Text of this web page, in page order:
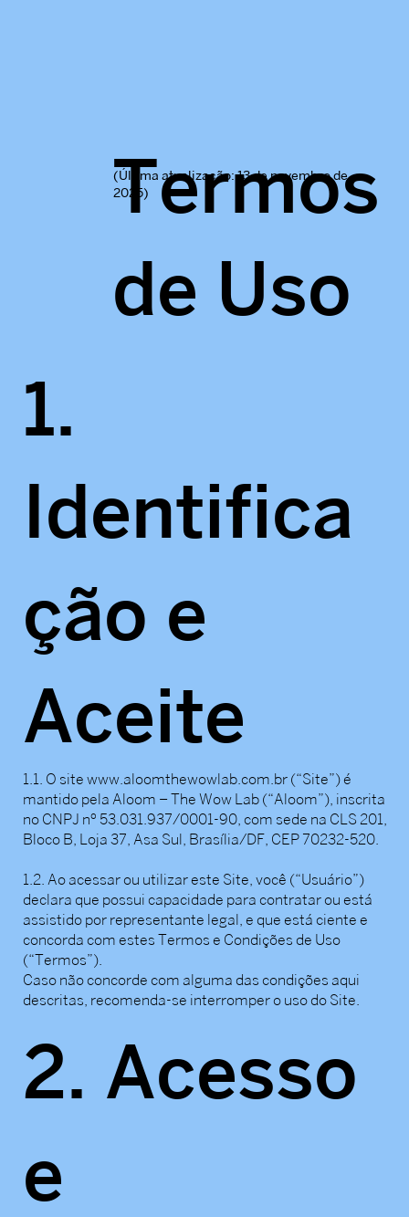
Termos
de Uso
(Última atualização: 13 de novembro de
2025)
1.
Identifica
ção e
Aceite
1.1. O site www.aloomthewowlab.com.br(“Site”) é
mantido pela Aloom – The Wow Lab (“Aloom”), inscrita
no CNPJ nº 53.031.937/0001-90, com sede na CLS 201,
Bloco B, Loja 37, Asa Sul, Brasília/DF, CEP 70232-520.
1.2. Ao acessar ou utilizar este Site, você (“Usuário”)
declara que possui capacidade para contratar ou está
assistido por representante legal, e que está ciente e
concorda com estes Termos e Condições de Uso
(“Termos”).
Caso não concorde com alguma das condições aqui
descritas, recomenda-se interromper o uso do Site.
2. Acesso
e